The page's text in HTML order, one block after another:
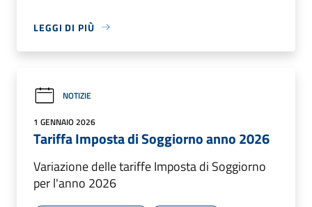
LEGGI DI PIÙ
NOTIZIE
1 GENNAIO 2026
Tariffa Imposta di Soggiorno anno 2026
Variazione delle tariffe Imposta di Soggiorno
per l'anno 2026